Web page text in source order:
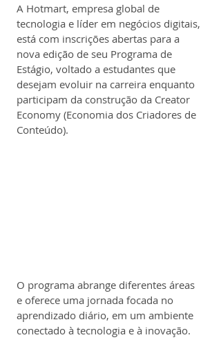
A Hotmart, empresa global de
tecnologia e líder em negócios digitais,
está com inscrições abertas para a
nova edição de seu Programa de
Estágio, voltado a estudantes que
desejam evoluir na carreira enquanto
participam da construção da Creator
Economy (Economia dos Criadores de
Conteúdo).
O programa abrange diferentes áreas
e oferece uma jornada focada no
aprendizado diário, em um ambiente
conectado à tecnologia e à inovação.